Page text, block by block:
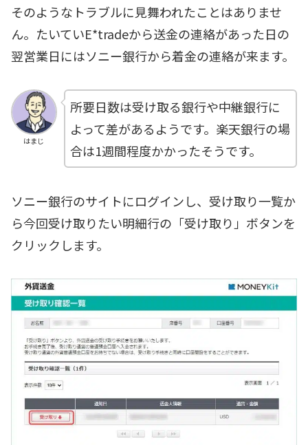
そのようなトラブルに見舞われたことはありませ
ん。たいていE*tradeから送金の連絡があった日の
翌営業日にはソニー銀行から着金の連絡が来ます。
はまじ
所要日数は受け取る銀行や中継銀行に
よって差があるようです。楽天銀行の場
合は1週間程度かかったそうです。
ソニー銀行のサイトにログインし、受け取り一覧か
ら今回受け取りたい明細行の「受け取り」ボタンを
クリックします。